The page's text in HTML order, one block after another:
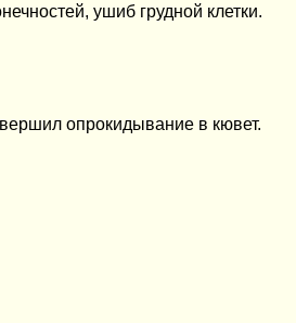
ушиб грудной клетки.
опрокидывание в кювет.